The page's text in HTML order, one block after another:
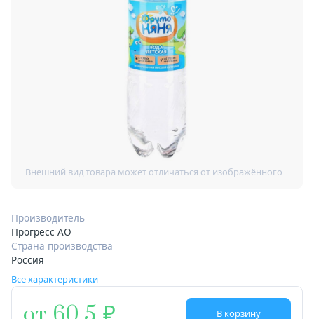
Производитель
Прогресс АО
Страна производства
Россия
Все характеристики
В корзину